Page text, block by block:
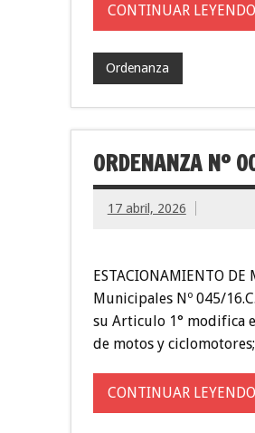
CONTINUAR LEYENDO
Ordenanza
ORDENANZA Nº
17 abril, 2026
ESTACIONAMIENTO
Municipales Nº 045/
su Articulo 1° modifica
de motos y
CONTINUAR LEYENDO